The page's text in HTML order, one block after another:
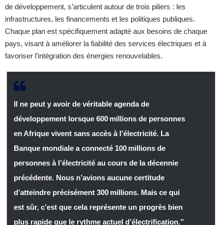
de développement, s’articulent autour de trois piliers : les
infrastructures, les financements et les politiques publiques.
Chaque plan est spécifiquement adapté aux besoins de chaque
pays, visant à améliorer la fiabilité des services électriques et à
favoriser l’intégration des énergies renouvelables.
Il ne peut y avoir de véritable agenda de
développement lorsque 600 millions de personnes
en Afrique vivent sans accès à l’électricité. La
Banque mondiale a connecté 100 millions de
personnes à l’électricité au cours de la décennie
précédente. Nous n’avions aucune certitude
d’atteindre précisément 300 millions. Mais ce qui
est sûr, c’est que cela représente un progrès bien
plus rapide que le rythme actuel d’électrification.”